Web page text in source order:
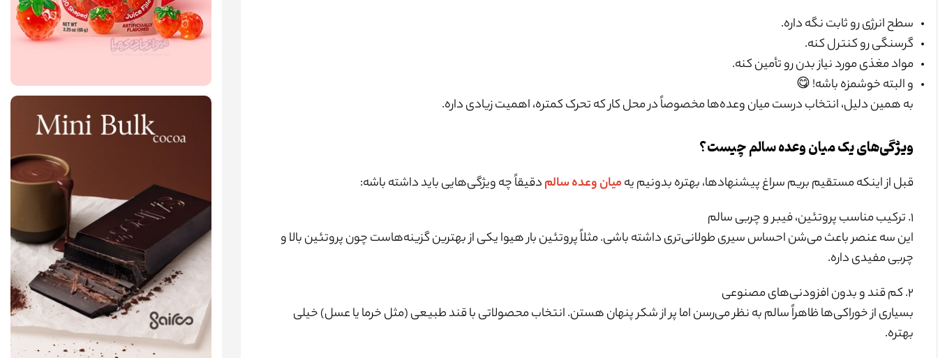
سطح انرژی رو ثابت نگه داره.
گرسنگی رو کنترل کنه.
مواد مغذی مورد نیاز بدن رو تأمین کنه.
و البته خوشمزه باشه! 😋
به همین دلیل، انتخاب درست میان وعده‌ها مخصوصاً در محل کار که تحرک کمتره، اهمیت زیادی داره.
ویژگی‌های یک میان وعده سالم چیست؟
قبل از اینکه مستقیم بریم سراغ پیشنهادها، بهتره بدونیم یهمیان وعده سالمدقیقاً چه ویژگی‌هایی باید داشته باشه:
۱. ترکیب مناسب پروتئین، فیبر و چربی سالم
این سه عنصر باعث می‌شن احساس سیری طولانی‌تری داشته باشی. مثلاً پروتئین بار هیوا یکی از بهترین گزینه‌هاست چون پروتئین بالا و
چربی مفیدی داره.
۲. کم قند و بدون افزودنی‌های مصنوعی
بسیاری از خوراکی‌ها ظاهراً سالم به نظر می‌رسن اما پر از شکر پنهان هستن. انتخاب محصولاتی با قند طبیعی (مثل خرما یا عسل) خیلی
بهتره.